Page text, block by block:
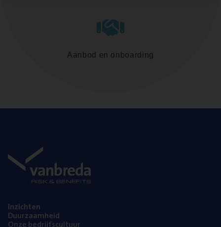
Aanbod en onboarding
Inzich­ten
Duur­zaam­heid
Onze bedrijfs­cul­tuur